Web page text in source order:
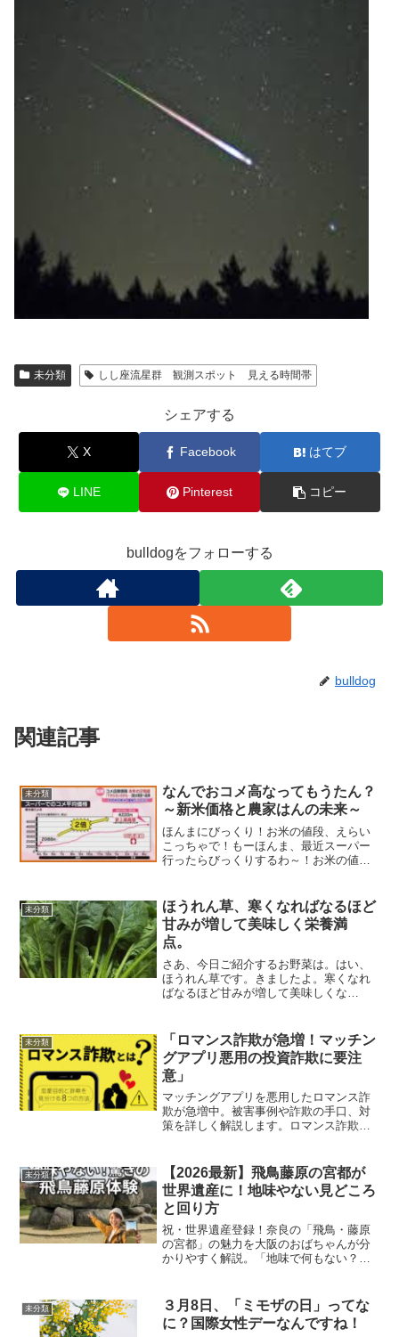
未分類 しし座流星群 観測スポット 見える時間帯
シェアする
X Facebook はてブ
LINE Pinterest コピー
bulldogをフォローする
bulldog
関連記事
未分類
なんでおコメ高なってもうたん？
～新米価格と農家はんの未来～
ほんまにびっくり！お米の値段、えらい
こっちゃで！もーほんま、最近スーパー
行ったらびっくりするわ～！お米の値段
てもうたん？」言うて文句ばっかり言う
てるわ。実際、2024年...
未分類
ほうれん草、寒くなればなるほど
甘みが増して美味しく栄養満
点。
さあ、今日ご紹介するお野菜は。はい、
ほうれん草です。きましたよ。寒くなれ
ばなるほど甘みが増して美味しくな
があるんですけれどもね。実際に栄養価
がとっても高い。バランスよ...
未分類
「ロマンス詐欺が急増！マッチン
グアプリ悪用の投資詐欺に要注
意」
マッチングアプリを悪用したロマンス詐
欺が急増中。被害事例や詐欺の手口、対
策を詳しく解説します。ロマンス詐欺と
している。特に、「投資で儲かる」と勧
誘し、金銭を騙し取る手口...
未分類
【2026最新】飛鳥藤原の宮都が
世界遺産に！地味やない見どころ
と回り方
祝・世界遺産登録！奈良の「飛鳥・藤原
の宮都」の魅力を大阪のおばちゃんが分
かりやすく解説。「地味で何もない？」
VRを活用した賢い観光術や見逃せない注
意点まで一挙紹介！は...
未分類
３月8日、「ミモザの日」ってな
に？国際女性デーなんですね！